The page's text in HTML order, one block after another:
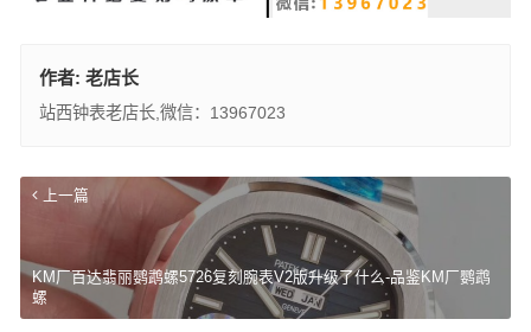
作者: 老店长
站西钟表老店长,微信：13967023
上一篇
KM厂百达翡丽鹦鹉螺5726复刻腕表V2版升级了什么-品鉴KM厂鹦鹉
螺